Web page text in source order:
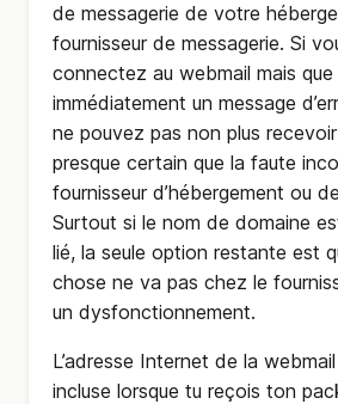
de messagerie de votre
fournisseur de messagerie. Si
connectez au webmail mais
immédiatement un message
ne pouvez pas non plus recevoir
presque certain que la faute
fournisseur d’hébergement ou
Surtout si le nom de domaine
lié, la seule option restante est
chose ne va pas chez le
un dysfonctionnement.
L’adresse Internet de la
incluse lorsque tu reçois ton